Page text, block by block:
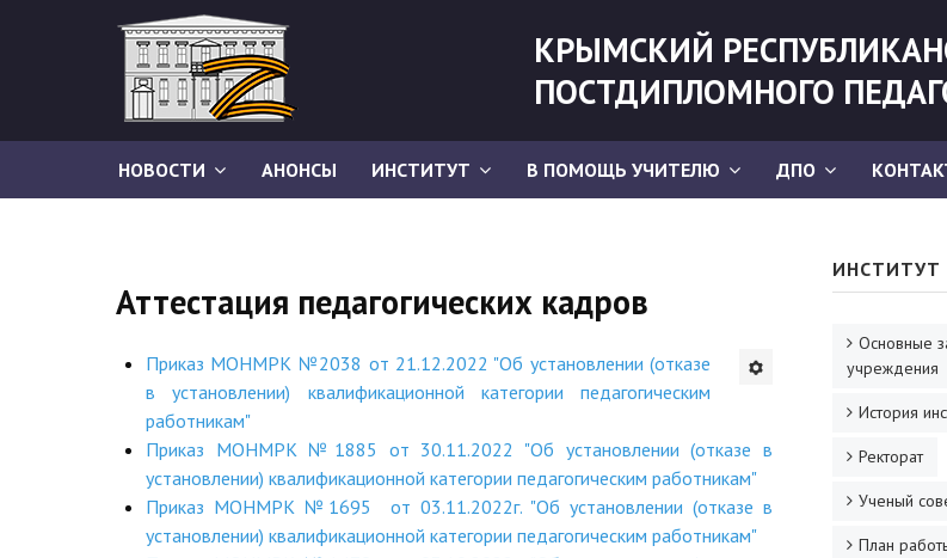
КРЫМСКИЙ
ПОСТДИПЛОМНОГО
НОВОСТИ АНОНСЫ ИНСТИТУТ В ПОМОЩЬ УЧИТЕЛЮ ДПО
Аттестация педагогических кадров
Приказ МОНМРК №2038 от 21.12.2022 "Об установлении (отказе
в установлении) квалификационной категории педагогическим
работникам"
Приказ МОНМРК №1885 от 30.11.2022 "Об установлении (отказе в
установлении) квалификационной категории педагогическим работникам"
Приказ МОНМРК №1695 от 03.11.2022г. "Об установлении (отказе в
установлении) квалификационной категории педагогическим работникам"
ИНСТИТУТ
Основные
учреждения
История
Ректорат
Ученый
План